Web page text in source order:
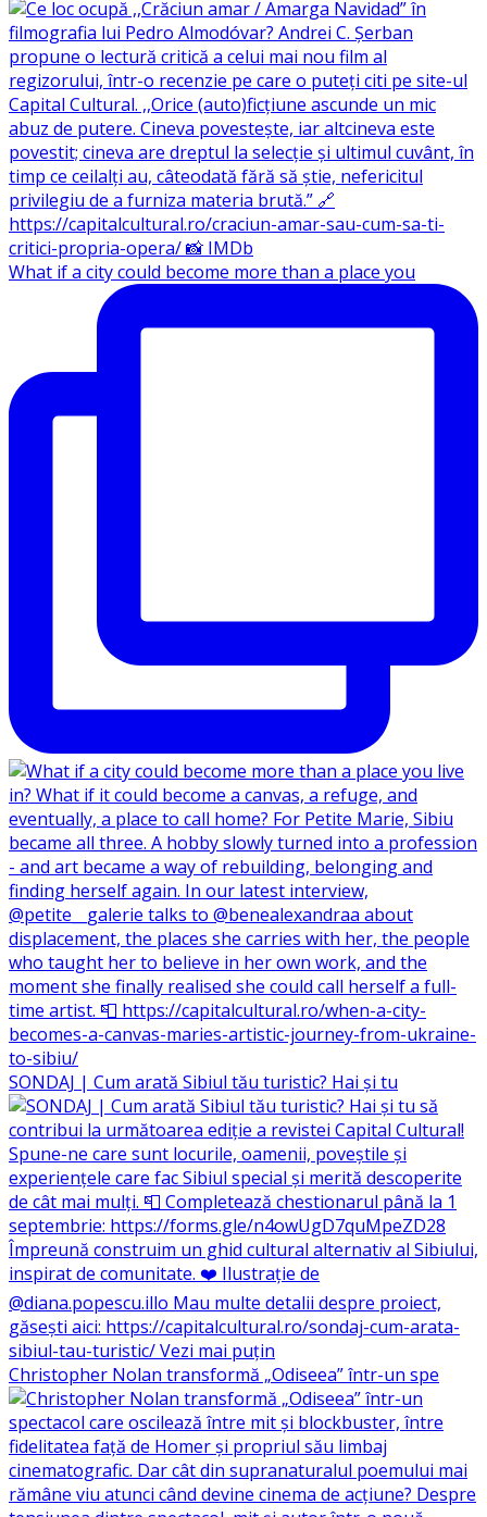
What if a city could become more than a place you
SONDAJ | Cum arată Sibiul tău turistic? Hai și tu
Christopher Nolan transformă „Odiseea” într-un spe